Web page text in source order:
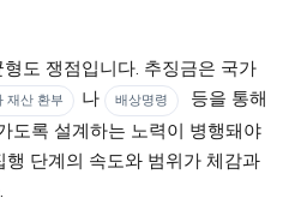
도 쟁점입니다. 추징금은 국가
재산 환부 나 배상명령
등을 통해
도록 설계하는 노력이 병행돼야
행 단계의 속도와 범위가 체감과